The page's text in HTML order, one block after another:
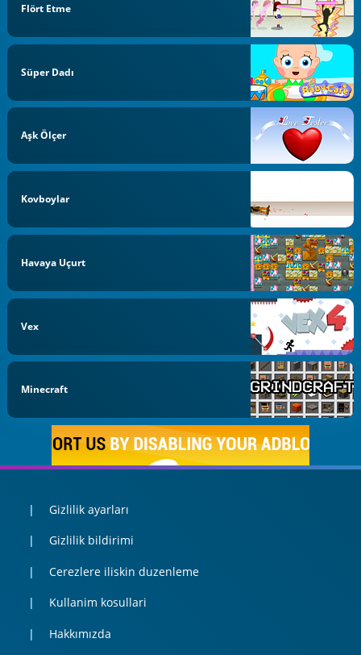
Flört Etme
Süper Dadı
Aşk Ölçer
Kovboylar
Havaya Uçurt
Vex
Minecraft
Gizlilik ayarları
Gizlilik bildirimi
Cerezlere iliskin duzenleme
Kullanim kosullari
Hakkımızda